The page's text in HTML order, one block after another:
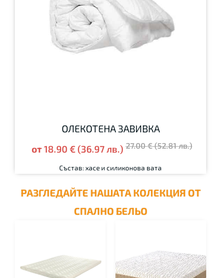
ОЛЕКОТЕНА ЗАВИВКА
от18.90 €(36.97лв.) 27.00€(52.81лв.)
Състав: хасе и силиконова вата
РАЗГЛЕДАЙТЕ НАШАТА КОЛЕКЦИЯ ОТ
СПАЛНО БЕЛЬО
СПАЛНО БЕЛЬО